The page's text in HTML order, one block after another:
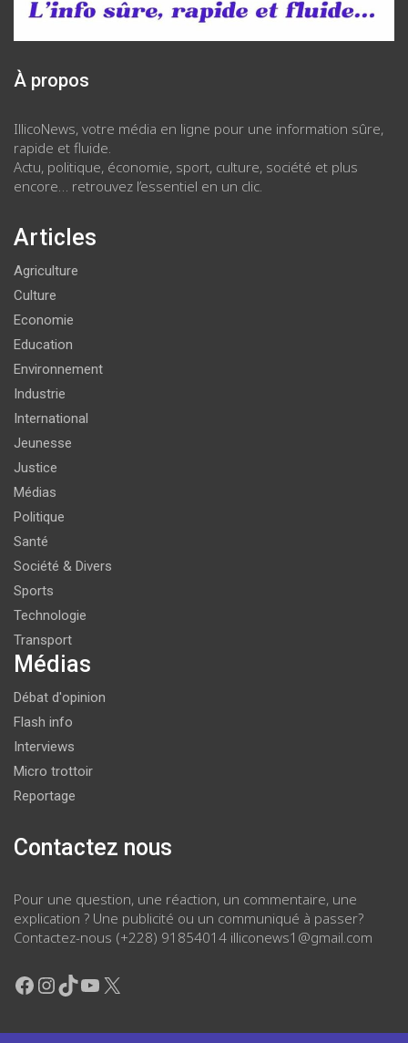
À propos
IllicoNews, votre média en ligne pour une information sûre,
rapide et fluide.
Actu, politique, économie, sport, culture, société et plus
encore… retrouvez l’essentiel en un clic.
Articles
Agriculture
Culture
Economie
Education
Environnement
Industrie
International
Jeunesse
Justice
Médias
Politique
Santé
Société & Divers
Sports
Technologie
Transport
Médias
Débat d'opinion
Flash info
Interviews
Micro trottoir
Reportage
Contactez nous
Pour une question, une réaction, un commentaire, une
explication ? Une publicité ou un communiqué à passer?
Contactez-nous (+228) 91854014 illiconews1@gmail.com
Facebook
Instagram
TikTok
YouTube
X